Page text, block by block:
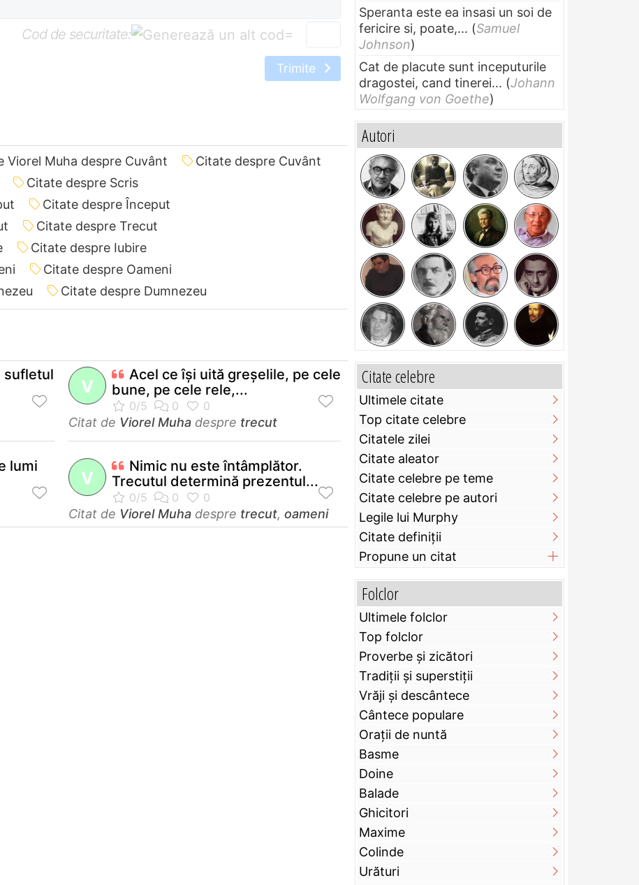
Cod de securitate: =
Trimite
Viorel Muha despre Cuvânt
Citate despre Cuvânt
Citate despre Scris
Citate despre Început
Citate despre Trecut
Citate despre Iubire
Citate despre Oameni
Citate despre Dumnezeu
sufletul
V
Acel ce îşi uită greşelile, pe cele
bune, pe cele rele,...
Citat de Viorel Muha despre trecut
lumi
V
Nimic nu este întâmplător.
Trecutul determină prezentul...
Citat de Viorel Muha despre trecut, oameni
Speranta este ea insasi un soi de
fericire si, poate,... (Samuel
Johnson)
Cat de placute sunt inceputurile
dragostei, cand tinerei... (Johann
Wolfgang von Goethe)
Autori
Citate celebre
Ultimele citate
Top citate celebre
Citatele zilei
Citate aleator
Citate celebre pe teme
Citate celebre pe autori
Legile lui Murphy
Citate definiţii
Propune un citat
Folclor
Ultimele folclor
Top folclor
Proverbe și zicători
Tradiții și superstiții
Vrăji și descântece
Cântece populare
Orații de nuntă
Basme
Doine
Balade
Ghicitori
Maxime
Colinde
Urături